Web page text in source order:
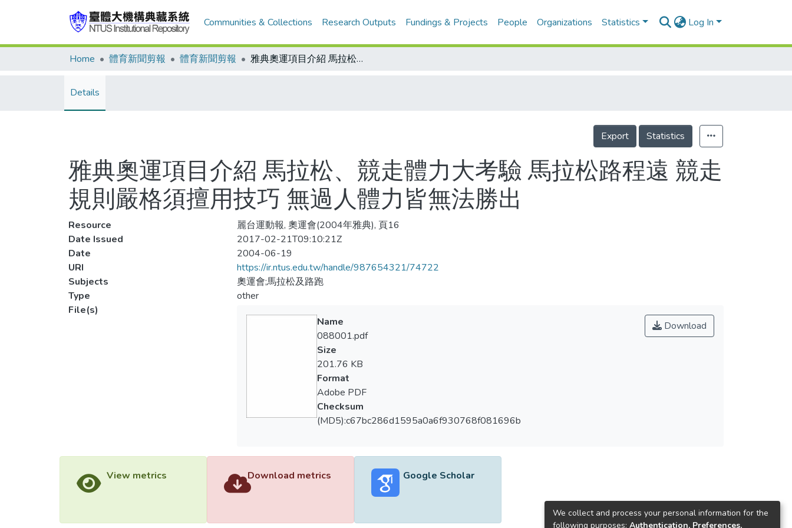
Communities & Collections Research Outputs Fundings & Projects People Organizations Statistics Log In
Home 體育新聞剪報 體育新聞剪報 雅典奧運項目介紹 馬拉松、競走體力大考驗 馬拉松路程遠 競走規則嚴格須擅用技巧 無過人體力皆無法勝出
Details
Export Statistics
雅典奧運項目介紹 馬拉松、競走體力大考驗 馬拉松路程遠 競走
規則嚴格須擅用技巧 無過人體力皆無法勝出
Resource
麗台運動報, 奧運會(2004年雅典), 頁16
Date Issued
2017-02-21T09:10:21Z
Date
2004-06-19
URI
https://ir.ntus.edu.tw/handle/987654321/74722
Subjects
奧運會;馬拉松及路跑
Type
other
File(s)
Download
Name
088001.pdf
Size
201.76 KB
Format
Adobe PDF
Checksum
(MD5):c67bc286d1595a0a6f930768f081696b
View metrics Download metrics Google Scholar
We collect and process your personal information for the
following purposes: Authentication, Preferences,